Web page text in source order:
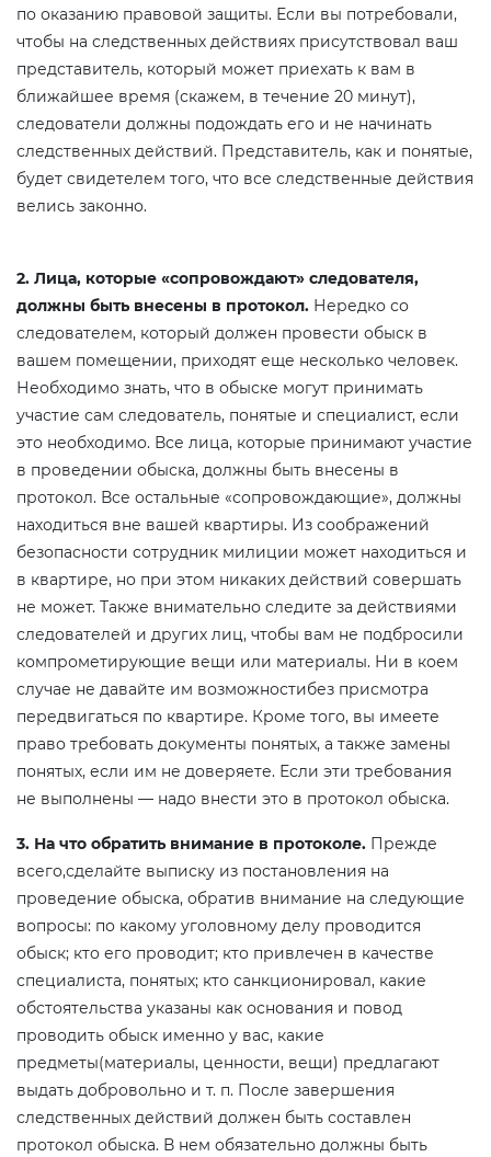
по оказанию правовой защиты. Если вы потребовали,
чтобы на следственных действиях присутствовал ваш
представитель, который может приехать к вам в
ближайшее время (скажем, в течение 20 минут),
следователи должны подождать его и не начинать
следственных действий. Представитель, как и понятые,
будет свидетелем того, что все следственные действия
велись законно.
2. Лица, которые «сопровождают» следователя,
должны быть внесены в протокол. Нередко со
следователем, который должен провести обыск в
вашем помещении, приходят еще несколько человек.
Необходимо знать, что в обыске могут принимать
участие сам следователь, понятые и специалист, если
это необходимо. Все лица, которые принимают участие
в проведении обыска, должны быть внесены в
протокол. Все остальные «сопровождающие», должны
находиться вне вашей квартиры. Из соображений
безопасности сотрудник милиции может находиться и
в квартире, но при этом никаких действий совершать
не может. Также внимательно следите за действиями
следователей и других лиц, чтобы вам не подбросили
компрометирующие вещи или материалы. Ни в коем
случае не давайте им возможностибез присмотра
передвигаться по квартире. Кроме того, вы имеете
право требовать документы понятых, а также замены
понятых, если им не доверяете. Если эти требования
не выполнены — надо внести это в протокол обыска.
3. На что обратить внимание в протоколе. Прежде
всего,сделайте выписку из постановления на
проведение обыска, обратив внимание на следующие
вопросы: по какому уголовному делу проводится
обыск; кто его проводит; кто привлечен в качестве
специалиста, понятых; кто санкционировал, какие
обстоятельства указаны как основания и повод
проводить обыск именно у вас, какие
предметы(материалы, ценности, вещи) предлагают
выдать добровольно и т. п. После завершения
следственных действий должен быть составлен
протокол обыска. В нем обязательно должны быть